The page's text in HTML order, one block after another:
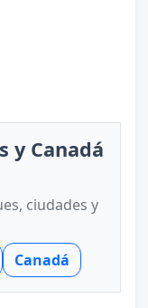
y Canadá
ciudades y
Canadá